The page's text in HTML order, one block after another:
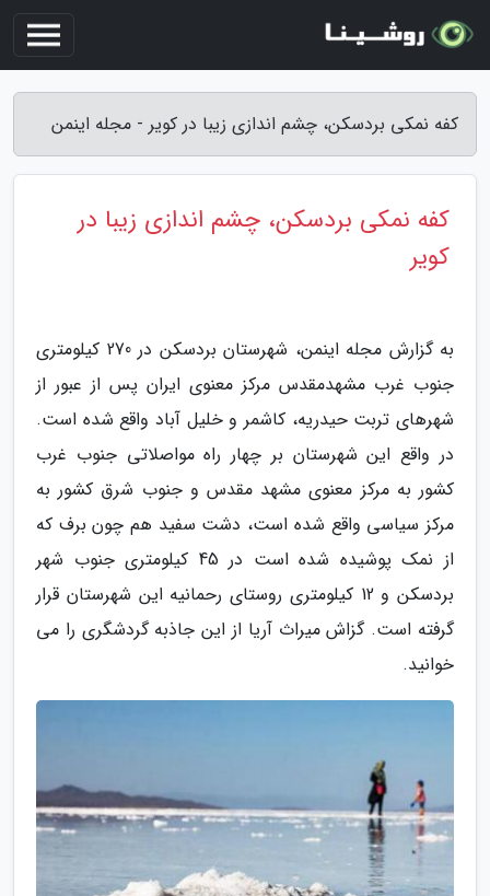
کفه نمکی بردسکن، چشم اندازی زیبا در کویر - مجله اینمن
کفه نمکی بردسکن، چشم اندازی زیبا در
کویر
به گزارش مجله اینمن، شهرستان بردسکن در 270 کیلومتری
جنوب غرب مشهدمقدس مرکز معنوی ایران پس از عبور از
شهرهای تربت حیدریه، کاشمر و خلیل آباد واقع شده است.
در واقع این شهرستان بر چهار راه مواصلاتی جنوب غرب
کشور به مرکز معنوی مشهد مقدس و جنوب شرق کشور به
مرکز سیاسی واقع شده است، دشت سفید هم چون برف که
از نمک پوشیده شده است در 45 کیلومتری جنوب شهر
بردسکن و 12 کیلومتری روستای رحمانیه این شهرستان قرار
گرفته است. گزاش میراث آریا از این جاذبه گردشگری را می
خوانید.